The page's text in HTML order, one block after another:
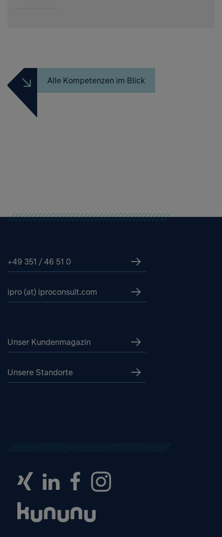
Alle Kompetenzen im Blick
+49 351 / 46 51 0
ipro (at) iproconsult.com
Unser Kundenmagazin
Unsere Standorte